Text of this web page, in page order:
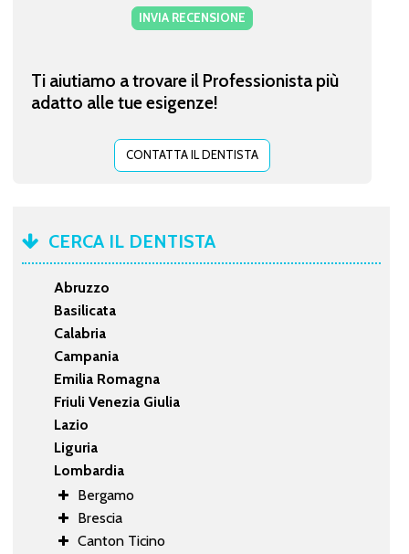
INVIA RECENSIONE
Ti aiutiamo a trovare il Professionista più
adatto alle tue esigenze!
CONTATTA IL DENTISTA
CERCA IL DENTISTA
Abruzzo
Basilicata
Calabria
Campania
Emilia Romagna
Friuli Venezia Giulia
Lazio
Liguria
Lombardia
Bergamo
Brescia
Canton Ticino